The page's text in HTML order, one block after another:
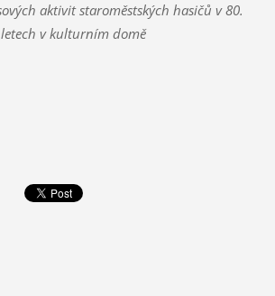
aktivit staroměstských hasičů v 80.
letech v kulturním domě